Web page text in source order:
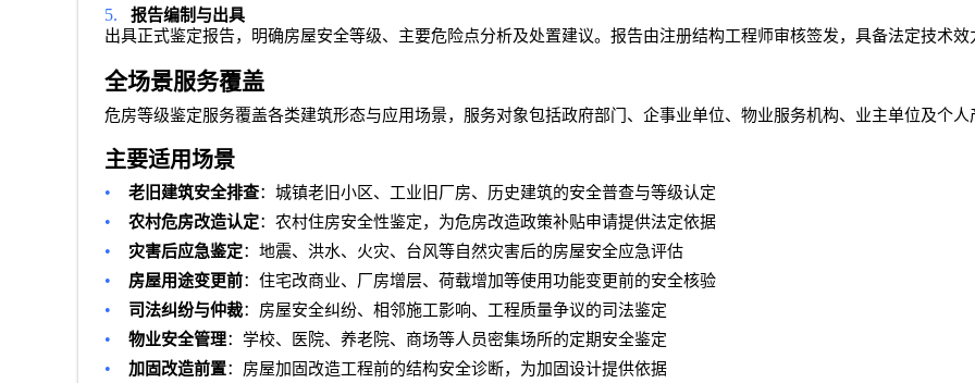
5.
报告编制与出具
出具正式鉴定报告，明确房屋安全等级、主要危险点分析及处置建议。报告由注册结构工程师审核签发，具备法定技术效
全场景服务覆盖
危房等级鉴定服务覆盖各类建筑形态与应用场景，服务对象包括政府部门、企事业单位、物业服务机构、业主单位及个人
主要适用场景
• 老旧建筑安全排查：城镇老旧小区、工业旧厂房、历史建筑的安全普查与等级认定
• 农村危房改造认定：农村住房安全性鉴定，为危房改造政策补贴申请提供法定依据
• 灾害后应急鉴定：地震、洪水、火灾、台风等自然灾害后的房屋安全应急评估
• 房屋用途变更前：住宅改商业、厂房增层、荷载增加等使用功能变更前的安全核验
• 司法纠纷与仲裁：房屋安全纠纷、相邻施工影响、工程质量争议的司法鉴定
• 物业安全管理：学校、医院、养老院、商场等人员密集场所的定期安全鉴定
• 加固改造前置：房屋加固改造工程前的结构安全诊断，为加固设计提供依据